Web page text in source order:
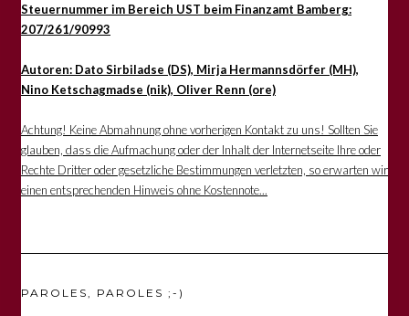
Steuernummer im Bereich UST beim Finanzamt Bamberg:
207/261/90993
Autoren: Dato Sirbiladse (DS), Mirja Hermannsdörfer (MH),
Nino Ketschagmadse (nik), Oliver Renn (ore)
Achtung! Keine Abmahnung ohne vorherigen Kontakt zu uns! Sollten Sie
glauben, dass die Aufmachung oder der Inhalt der Internetseite Ihre oder
Rechte Dritter oder gesetzliche Bestimmungen verletzten, so erwarten wir
einen entsprechenden Hinweis ohne Kostennote...
PAROLES, PAROLES ;-)